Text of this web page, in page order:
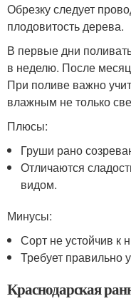
Обрезку следует
плодовитость дерева.
В первые дни
в неделю. После
При поливе важно
влажным не только
Плюсы:
Груши рано
Отличаются
видом.
Минусы:
Сорт не устойчив к
Требует правильно
Краснодарская